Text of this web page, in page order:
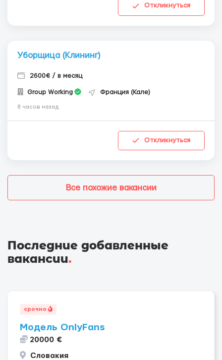
Откликнуться
Уборщица (Клининг)
2600€ / в месяц
Group Working Франция (Кале)
8 часов назад
Откликнуться
Все похожие вакансии
Последние добавленные
вакансии.
срочно
Модель OnlyFans
20000 €
Словакия